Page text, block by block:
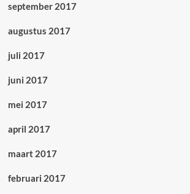
september 2017
augustus 2017
juli 2017
juni 2017
mei 2017
april 2017
maart 2017
februari 2017